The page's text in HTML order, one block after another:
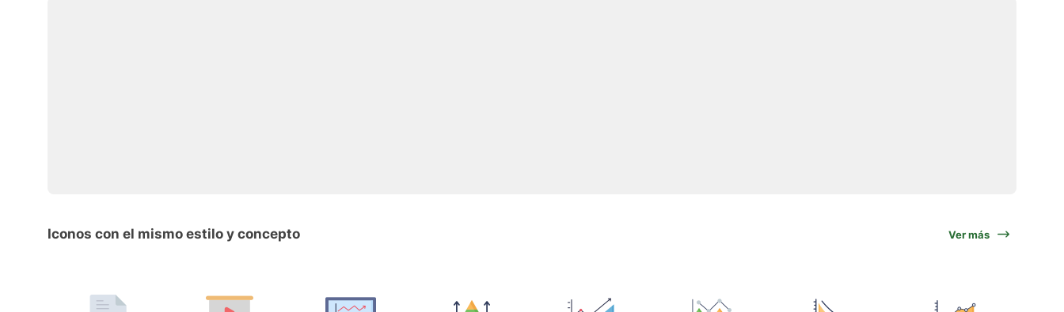
Iconos con el mismo estilo y concepto Ver más